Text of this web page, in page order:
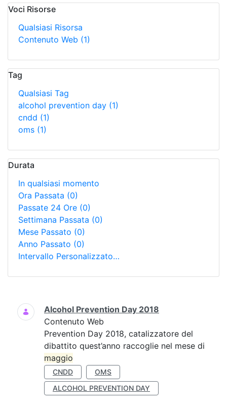
Voci Risorse
Qualsiasi Risorsa
Contenuto Web (1)
Tag
Qualsiasi Tag
alcohol prevention day (1)
cndd (1)
oms (1)
Durata
In qualsiasi momento
Ora Passata (0)
Passate 24 Ore (0)
Settimana Passata (0)
Mese Passato (0)
Anno Passato (0)
Intervallo Personalizzato…
Ricerca
Alcohol Prevention Day 2018
Contenuto Web
Prevention Day 2018, catalizzatore del
dibattito quest’anno raccoglie nel mese di
maggio
CNDD
OMS
ALCOHOL PREVENTION DAY